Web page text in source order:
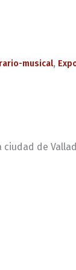
musical,
de